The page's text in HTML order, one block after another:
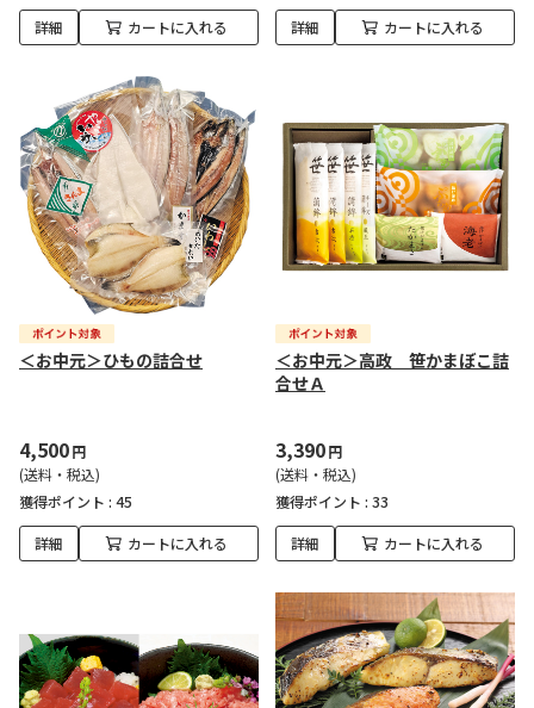
詳細 カートに入れる 詳細 カートに入れる
＜お中元＞ひもの詰合せ
4,500円
(送料・税込)
獲得ポイント : 45
詳細 カートに入れる
＜お中元＞高政 笹かまぼこ詰
合せＡ
3,390円
(送料・税込)
獲得ポイント : 33
詳細 カートに入れる